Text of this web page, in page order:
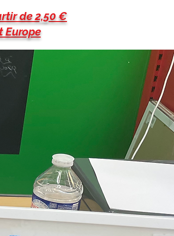
de 2,50 €
Europe